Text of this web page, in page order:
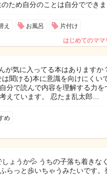
ため自分のことは自分でできま
え お風呂 片付け
はじめてのママ
が気に入ってる本はありますか
聞ける)本に意識を向けにくい
分で読んで内容を理解する力を
えています。 忍たま乱太郎…
め
ょうか💦 うちの子落ち着きな
らっと歩いちゃうみたいです。